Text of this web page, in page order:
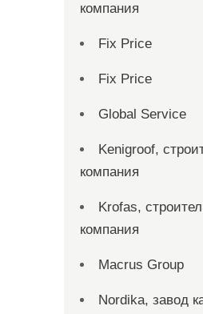
компания
Fix Price
Fix Price
Global Service
Kenigroof,
компания
Krofas,
компания
Macrus Group
Nordika, завод